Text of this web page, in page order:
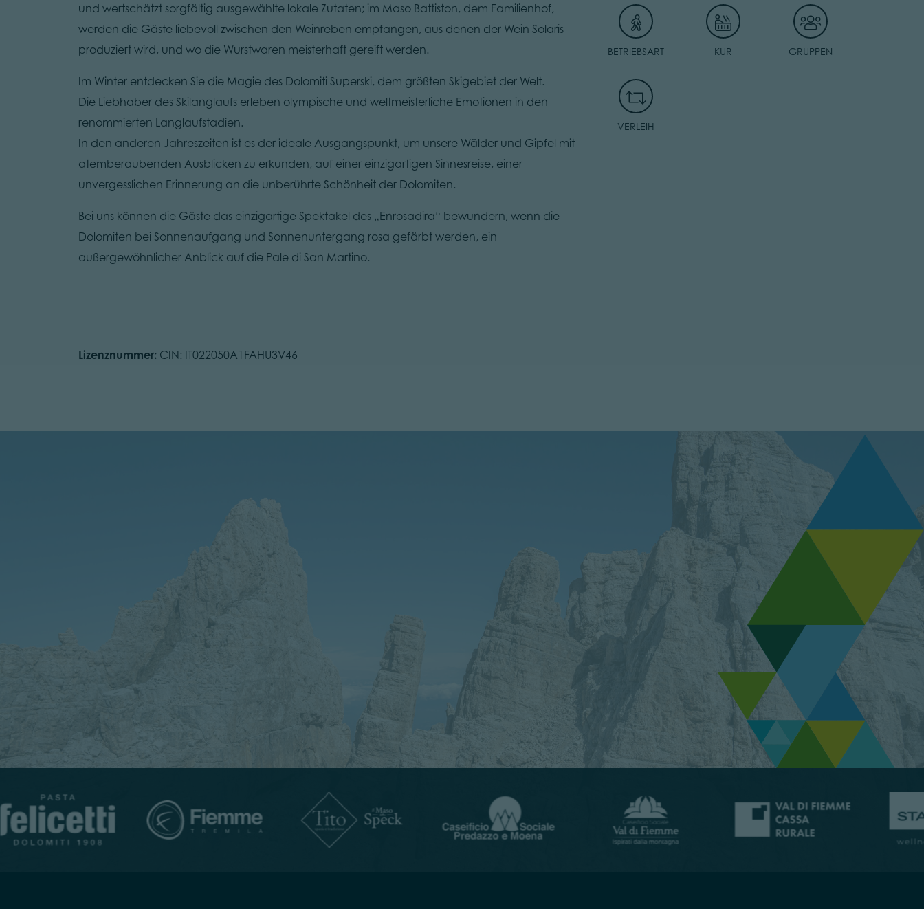
und wertschätzt sorgfältig ausgewählte lokale Zutaten; im Maso Battiston, dem Familienhof,
werden die Gäste liebevoll zwischen den Weinreben empfangen, aus denen der Wein Solaris
produziert wird, und wo die Wurstwaren meisterhaft gereift werden.
Im Winter entdecken Sie die Magie des Dolomiti Superski, dem größten Skigebiet der Welt.
Die Liebhaber des Skilanglaufs erleben olympische und weltmeisterliche Emotionen in den
renommierten Langlaufstadien.
In den anderen Jahreszeiten ist es der ideale Ausgangspunkt, um unsere Wälder und Gipfel mit
atemberaubenden Ausblicken zu erkunden, auf einer einzigartigen Sinnesreise, einer
unvergesslichen Erinnerung an die unberührte Schönheit der Dolomiten.
Bei uns können die Gäste das einzigartige Spektakel des „Enrosadira“ bewundern, wenn die
Dolomiten bei Sonnenaufgang und Sonnenuntergang rosa gefärbt werden, ein
außergewöhnlicher Anblick auf die Pale di San Martino.
Lizenznummer: CIN: IT022050A1FAHU3V46
BETRIEBSART KUR GRUPPEN
VERLEIH